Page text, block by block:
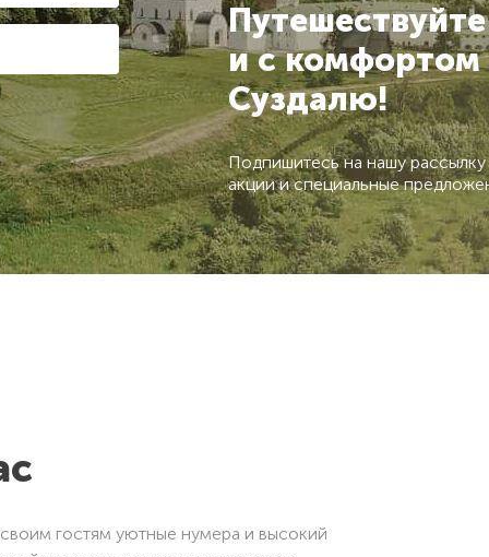
и с комфортом
Суздалю!
Подпишитесь на нашу
акции и специальные
гостям уютные нумера и высокий